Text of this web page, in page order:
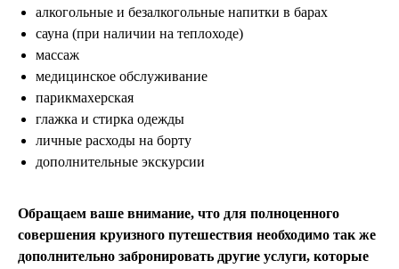
алкогольные и безалкогольные напитки в барах
сауна (при наличии на теплоходе)
массаж
медицинское обслуживание
парикмахерская
глажка и стирка одежды
личные расходы на борту
дополнительные экскурсии
Обращаем ваше внимание, что для полноценного
совершения круизного путешествия необходимо так же
дополнительно забронировать другие услуги, которые
+7 (495) 032-15-95
info@letayotdykhay.ru
г. Москва, ул. Садовая-Самотечная, 13
стр. 1 оф. 312
г. Томск, ул. Белинского, 30
1247000006835